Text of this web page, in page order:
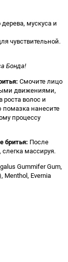
мускуса и
чувствительной.
Бонда!
Смочите лицо
движениями,
роста волос и
нанесите
процессу
бритья: После
массируя.
Gummifer Gum,
Menthol, Evernia